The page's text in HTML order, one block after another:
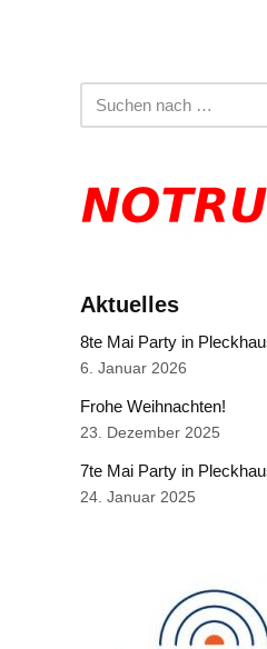
Aktuelles
8te Mai Party in
6. Januar 2026
Frohe Weihnachten!
23. Dezember 2025
7te Mai Party in
24. Januar 2025